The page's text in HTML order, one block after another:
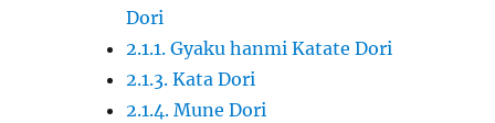
Dori
2.1.1. Gyaku hanmi Katate Dori
2.1.3. Kata Dori
2.1.4. Mune Dori